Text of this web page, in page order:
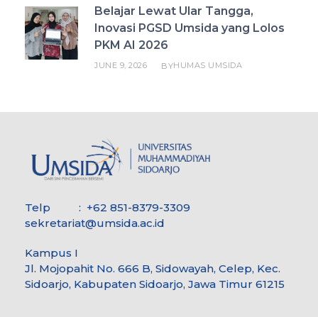
Belajar Lewat Ular Tangga,
Inovasi PGSD Umsida yang Lolos
PKM AI 2026
JUNE 9, 2026 BYHUMAS UMSIDA
Telp : +62 851-8379-3309
sekretariat@umsida.ac.id
Kampus I
Jl. Mojopahit No. 666 B, Sidowayah, Celep, Kec.
Sidoarjo, Kabupaten Sidoarjo, Jawa Timur 61215